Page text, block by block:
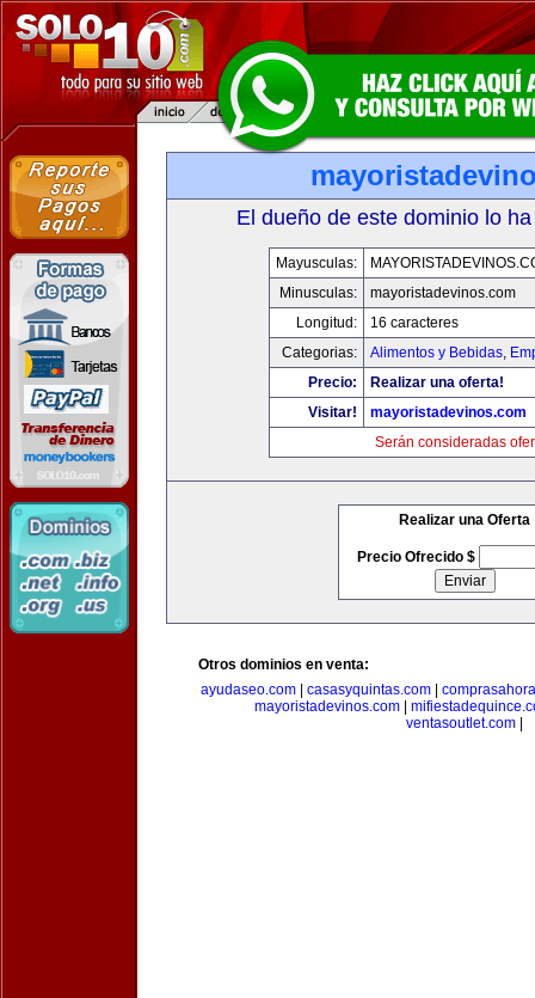
El dueño de este dominio lo
Mayusculas:
Minusculas:
mayoristadevinos.com
Longitud:
16 caracteres
Categorias:
Alimentos y Bebidas,
Precio:
Realizar una oferta!
Visitar!
mayoristadevinos.com
Serán consideradas
Realizar una Oferta
Precio Ofrecido $
Otros dominios en venta:
ayudaseo.com
casasyquintas.com
mayoristadevinos.com
ventasoutlet.com